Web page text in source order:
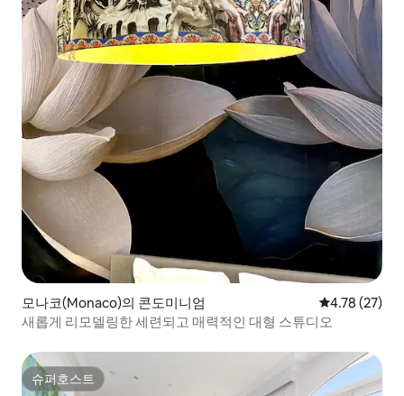
모나코(Monaco)의 콘도미니엄 평점 4.78점
4.78 (27)
새롭게 리모델링한 세련되고 매력적인 대형 스튜디오
슈퍼호스트
슈퍼호스트